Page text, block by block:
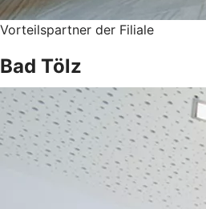
Vorteilspartner der Filiale
Bad Tölz